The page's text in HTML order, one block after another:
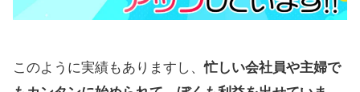
このように実績もありますし、忙しい会社員や主婦で